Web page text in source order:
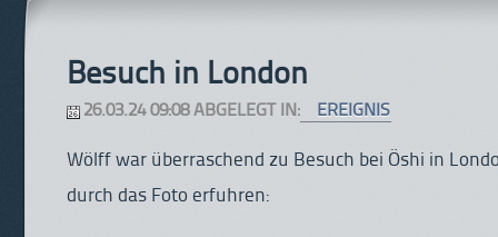
Besuch in London
26.03.24 09:08 ABGELEGT IN: EREIGNIS
Wölff war überraschend zu Besuch bei Öshi in
durch das Foto erfuhren: